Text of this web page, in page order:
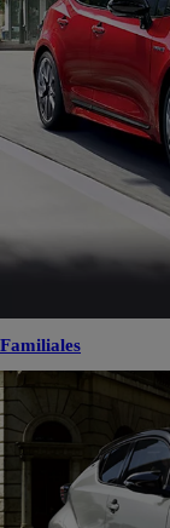
Familiales